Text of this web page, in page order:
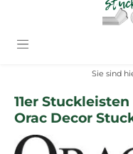
Sie sind
11er
Orac Decor